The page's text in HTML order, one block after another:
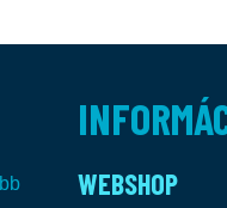
WEBSHOP